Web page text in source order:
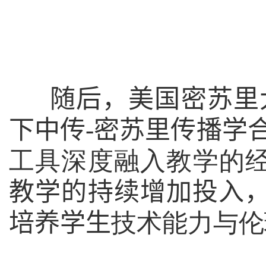
随后，美国密苏里
下中传-密苏里传播学
工具深度融入教学的
教学的持续增加投入
培养学生技术能力与